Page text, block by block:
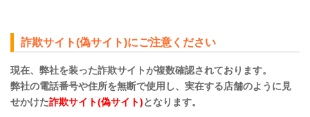
詐欺サイト(偽サイト)にご注意ください
現在、弊社を装った詐欺サイトが複数確認されております。
弊社の電話番号や住所を無断で使用し、実在する店舗のように見
せかけた詐欺サイト(偽サイト)となります。